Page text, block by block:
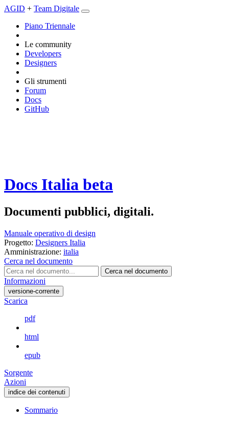
AGID + Team Digitale
Piano Triennale
Le community
Developers
Designers
Gli strumenti
Forum
Docs
GitHub
Docs Italia beta
Documenti pubblici, digitali.
Manuale operativo di design
Progetto: Designers Italia
Amministrazione: italia
Cerca nel documento
Cerca nel documento
Informazioni
versione-corrente
Scarica
pdf
html
epub
Sorgente
Azioni
indice dei contenuti
Sommario